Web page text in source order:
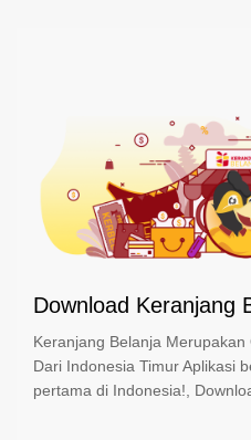
Download Keranjang
Keranjang Belanja
Dari Indonesia Timur Aplikasi
pertama di Indonesia!,